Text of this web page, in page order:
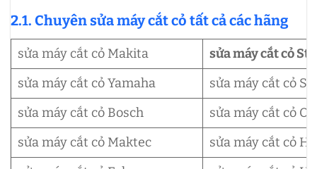
2.1. Chuyên sửa máy cắt cỏ tất cả các hãng
sửa máy cắt cỏ Makita
sửa máy cắt cỏ
sửa máy cắt cỏ Yamaha
sửa máy cắt cỏ
sửa máy cắt cỏ Bosch
sửa máy cắt cỏ
sửa máy cắt cỏ Maktec
sửa máy cắt cỏ